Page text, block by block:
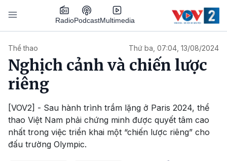
Nhảy đến nội dung
RadioPodcastMultimedia
Thể thao Thứ ba, 07:04, 13/08/2024
Nghịch cảnh và chiến lược
riêng
[VOV2] - Sau hành trình trầm lặng ở Paris 2024, thể
thao Việt Nam phải chứng minh được quyết tâm cao
nhất trong việc triển khai một “chiến lược riêng” cho
đấu trường Olympic.